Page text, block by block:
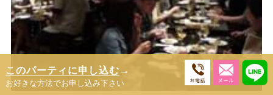
このパーティに申し込む →
お好きな方法でお申し込み下さい